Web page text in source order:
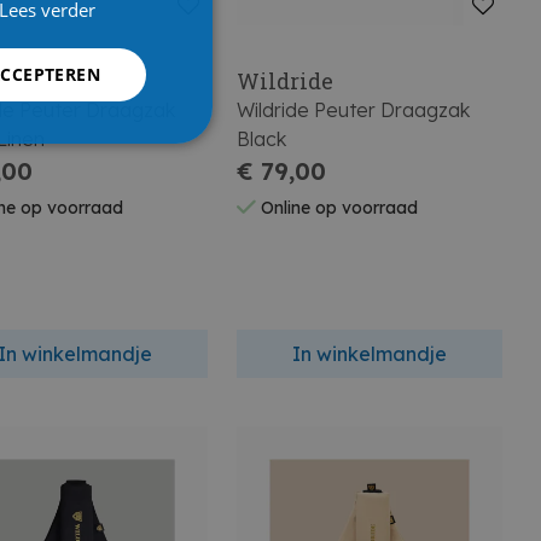
Peuter Draagzak
op voorraad
In winkelmandje
Wildride
Wildride Peuter Draagzak
Black
€ 79,00
Online op voorraad
In winkelmandje
Lees verder